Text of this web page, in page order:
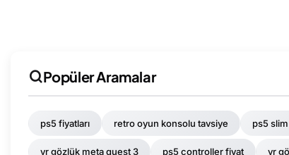
Popüler Aramalar
ps5 fiyatları retro oyun konsolu tavsiye ps5
vr gözlük meta quest 3 ps5 controller fiyat vr